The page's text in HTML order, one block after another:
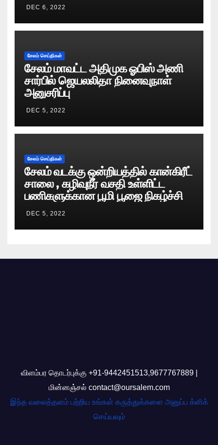
DEC 6, 2022
சேலம் செய்திகள்
சேலம் மாவட்ட அதிமுக ஓபிஸ் அணி
சார்பில் ஜெயலலிதா நினைவுநாள்
அனுசரிப்பு
DEC 5, 2022
சேலம் செய்திகள்
சேலம் வடக்கு ஒன்றியத்தில் கான்கிரீட்
சாலை , கழிவுநீர் வசதி உள்ளிட்ட
பணிகளுக்கான பூமி பூஜை நிகழ்ச்சி
DEC 5, 2022
விளம்பர தொடர்புக்கு +91-9442451513,9677767889 |
மின்னஞ்சல் contact@oursalem.com
இந்த வலைத்தளம் பற்றிய உங்கள் கருத்துக்களை அனுப்ப க்ளிக்
செய்யவும்